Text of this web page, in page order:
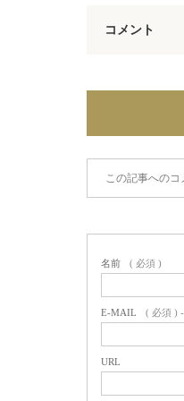
コメント
この記事へのコ
名前 ( 必須 )
E-MAIL ( 必須 )
URL